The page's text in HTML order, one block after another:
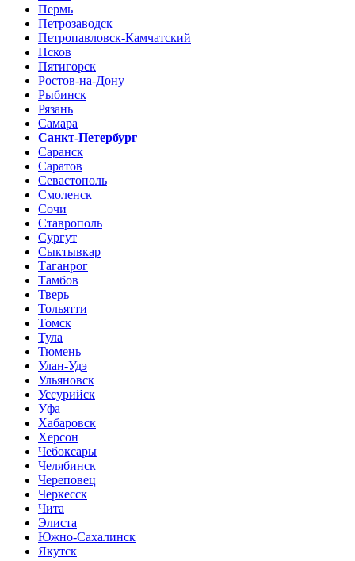
Пермь
Петрозаводск
Петропавловск-Камчатский
Псков
Пятигорск
Ростов-на-Дону
Рыбинск
Рязань
Самара
Санкт-Петербург
Саранск
Саратов
Севастополь
Смоленск
Сочи
Ставрополь
Сургут
Сыктывкар
Таганрог
Тамбов
Тверь
Тольятти
Томск
Тула
Тюмень
Улан-Удэ
Ульяновск
Уссурийск
Уфа
Хабаровск
Херсон
Чебоксары
Челябинск
Череповец
Черкесск
Чита
Элиста
Южно-Сахалинск
Якутск